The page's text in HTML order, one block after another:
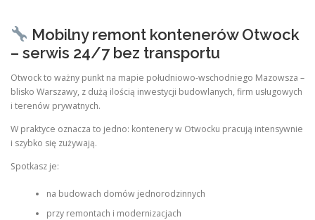
Mobilny remont kontenerów Otwock
– serwis 24/7 bez transportu
Otwock to ważny punkt na mapie południowo-wschodniego Mazowsza –
blisko Warszawy, z dużą ilością inwestycji budowlanych, firm usługowych
i terenów prywatnych.
W praktyce oznacza to jedno: kontenery w Otwocku pracują intensywnie
i szybko się zużywają.
Spotkasz je:
na budowach domów jednorodzinnych
przy remontach i modernizacjach